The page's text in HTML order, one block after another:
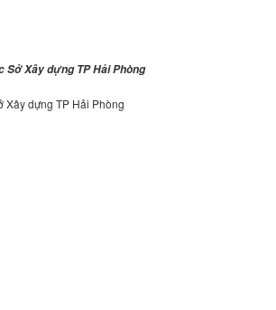
Sở Xây dựng TP Hải Phòng
Xây dựng TP Hải Phòng